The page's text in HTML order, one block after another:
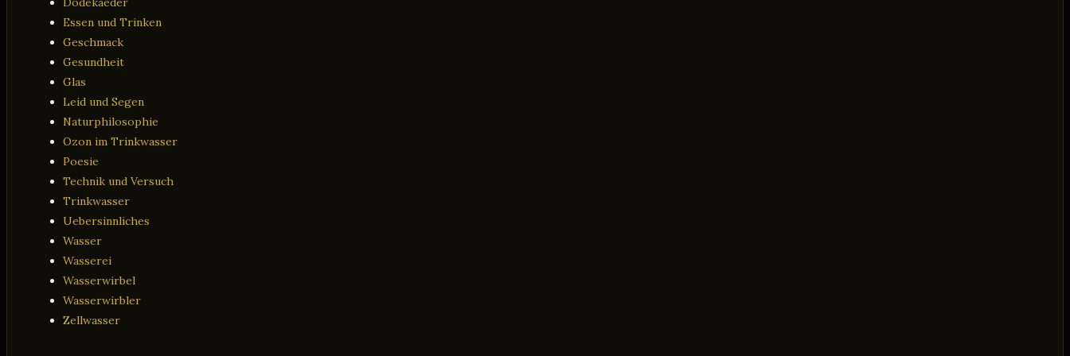
Essen und Trinken
Geschmack
Gesundheit
Glas
Leid und Segen
Naturphilosophie
Ozon im Trinkwasser
Poesie
Technik und Versuch
Trinkwasser
Uebersinnliches
Wasser
Wasserei
Wasserwirbel
Wasserwirbler
Zellwasser